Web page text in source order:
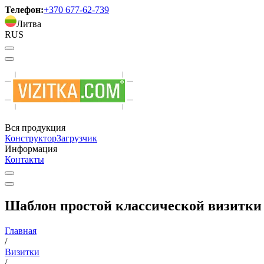
Телефон:+370 677-62-739
Литва
RUS
Вся продукция
КонструкторЗагрузчик
Информация
Контакты
Шаблон простой классической визитки
Главная
/
Визитки